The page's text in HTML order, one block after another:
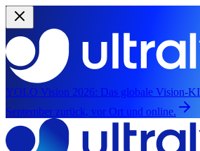
YOLO Vision 2026: Das globale Vision-
September zurück, vor Ort und online.